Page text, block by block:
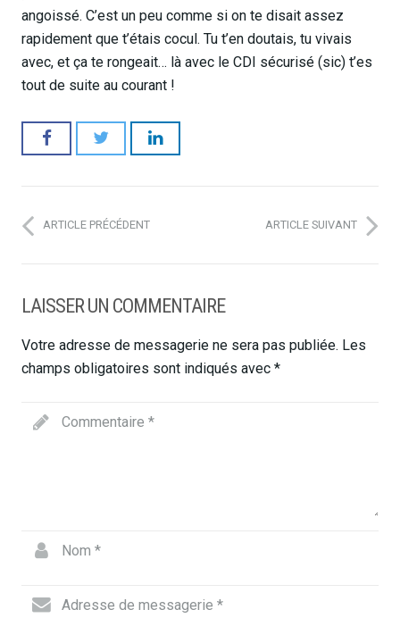
angoissé. C’est un peu comme si on te disait assez
rapidement que t’étais cocul. Tu t’en doutais, tu vivais
avec, et ça te rongeait… là avec le CDI sécurisé (sic) t’es
tout de suite au courant !
ARTICLE PRÉCÉDENT ARTICLE SUIVANT
LAISSER UN COMMENTAIRE
Votre adresse de messagerie ne sera pas publiée. Les
champs obligatoires sont indiqués avec *